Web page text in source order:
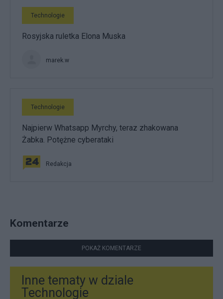
Technologie
Rosyjska ruletka Elona Muska
marek.w
Technologie
Najpierw Whatsapp Myrchy, teraz zhakowana
Żabka. Potężne cyberataki
Redakcja
Komentarze
POKAŻ KOMENTARZE
Inne tematy w dziale
Technologie